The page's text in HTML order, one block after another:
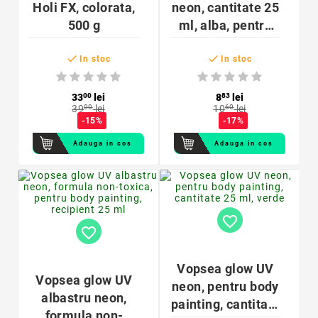
Holi FX, colorata,
500 g
 In stoc
3300
lei
3900lei
-15%
Adauga in cos
neon, cantitate 25
ml, alba, pentru
 In stoc
883
lei
1060lei
-17%
Adauga in cos
favorite_border
Vopsea glow UV
albastru neon,
favorite_border
Vopsea glow UV
neon, pentru body
painting, cantitate